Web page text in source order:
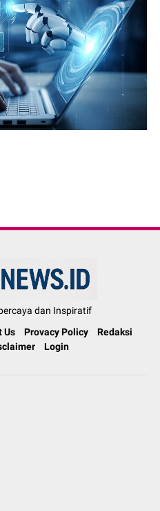
dan Inspiratif
Us Provacy Policy
Redaksi
Login